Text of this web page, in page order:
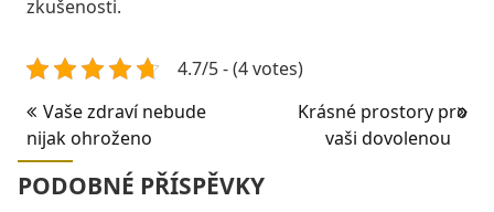
zkušenosti.
4.7/5 - (4 votes)
Navigace
pro
příspěvek
Vaše zdraví nebude
nijak ohroženo
Krásné prostory pro
vaši dovolenou
PODOBNÉ PŘÍSPĚVKY